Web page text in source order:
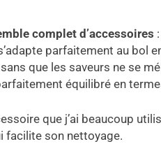
complet d’accessoires
parfaitement au bol
que les saveurs ne se
équilibré en
que j’ai beaucoup
facilite son nettoyage.